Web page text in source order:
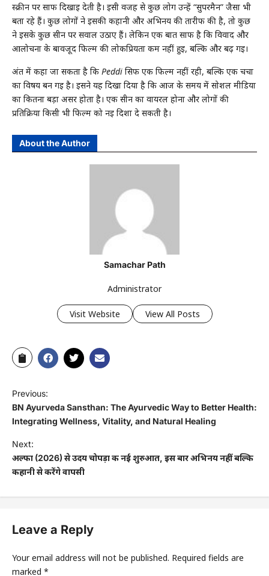
स्क्रीन पर साफ दिखाई देती है। इसी वजह से कुछ लोग उन्हें “सुपरमैन” जैसा भी
बता रहे हैं। कुछ लोगों ने इसकी कहानी और अभिनय की तारीफ की है, तो कुछ
ने इसके कुछ सीन पर सवाल उठाए हैं। लेकिन एक बात साफ है कि विवाद और
आलोचना के बावजूद फिल्म की लोकप्रियता कम नहीं हुई, बल्कि और बढ़ गई।
अंत में कहा जा सकता है कि Peddi सिर्फ एक फिल्म नहीं रही, बल्कि एक चर्चा
का विषय बन गई है। इसने यह दिखा दिया है कि आज के समय में सोशल मीडिया
का कितना बड़ा असर होता है। एक सीन का वायरल होना और लोगों की
प्रतिक्रिया किसी भी फिल्म को नई दिशा दे सकती है।
About the Author
Samachar Path
Administrator
Visit Website View All Posts
Previous:
BN Ayurveda Sansthan: The Ayurvedic Way to Better Health:
Integrating Wellness, Vitality, and Natural Healing
Next:
अल्फा (2026) से उदय चोपड़ा की नई शुरुआत, इस बार अभिनय नहीं बल्कि
कहानी से करेंगे वापसी
Leave a Reply
Your email address will not be published. Required fields are
marked *